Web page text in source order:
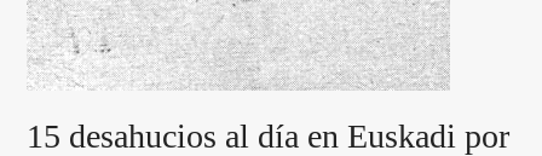
15 desahucios al día en Euskadi por